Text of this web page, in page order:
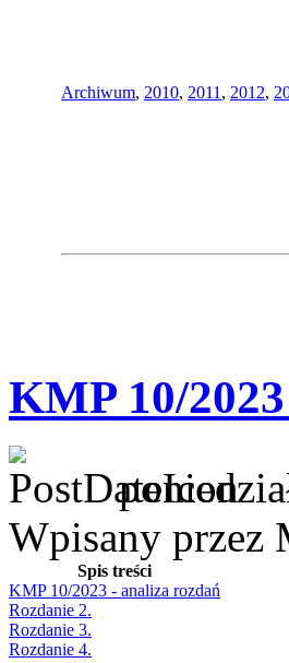
Archiwum, 2010, 2011 , 2012,
KMP 10/
Wpisany przez
Spis treści
KMP 10/2023 - analiza rozdań
Rozdanie 2.
Rozdanie 3.
Rozdanie 4.